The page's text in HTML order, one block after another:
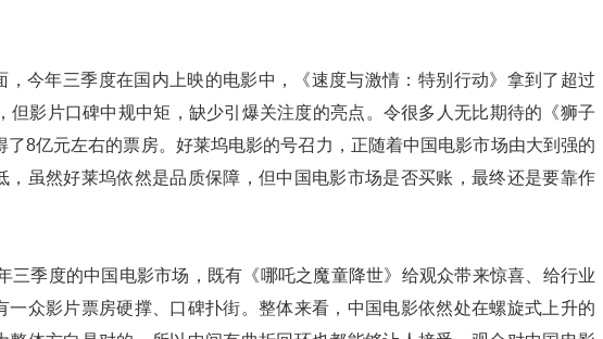
，今年三季度在国内上映的电影中，《速度与激情：特别行动》拿到了超过
但影片口碑中规中矩，缺少引爆关注度的亮点。令很多人无比期待的《狮子
了8亿元左右的票房。好莱坞电影的号召力，正随着中国电影市场由大到强的
，虽然好莱坞依然是品质保障，但中国电影市场是否买账，最终还是要靠作
三季度的中国电影市场，既有《哪吒之魔童降世》给观众带来惊喜、给行业
一众影片票房硬撑、口碑扑街。整体来看，中国电影依然处在螺旋式上升的